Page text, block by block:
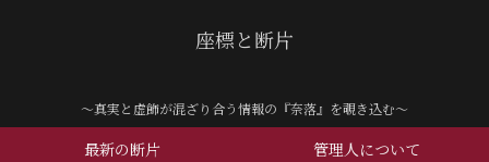
座標と断片
～真実と虚飾が混ざり合う情報の『奈落』を覗き込む～
最新の断片 管理人について